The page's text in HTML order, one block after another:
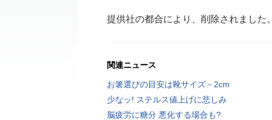
提供社の都合により、削除されました。
関連ニュース
お箸選びの目安は靴サイズ－2cm
少なッ! ステルス値上げに悲しみ
脳疲労に糖分 悪化する場合も?